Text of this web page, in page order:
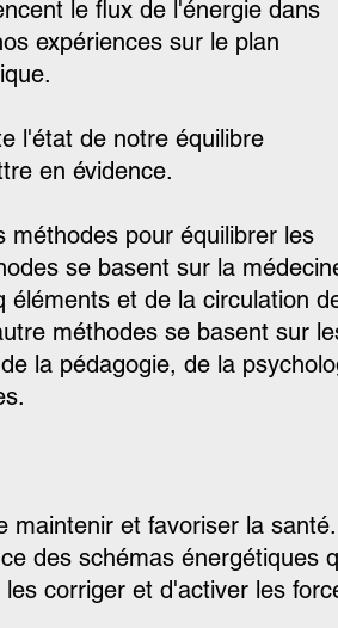
le flux de l'énergie dans
expériences sur le plan
l'état de notre équilibre
en évidence.
méthodes pour équilibrer les
se basent sur la
éléments et de la circulation
méthodes se basent sur
la pédagogie, de la
maintenir et favoriser la santé.
des schémas énergétiques
corriger et d'activer les